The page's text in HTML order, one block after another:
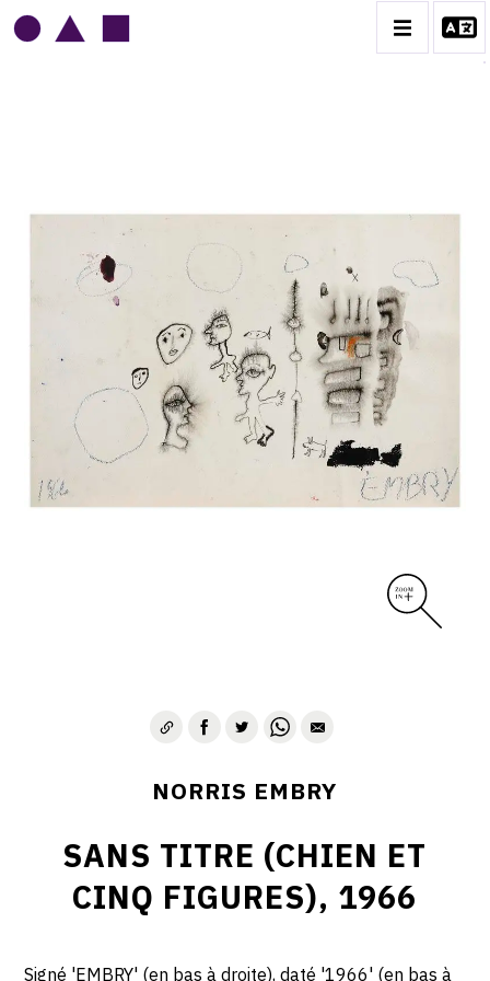
BIOGRAPHIE
CATALOGUE DES OEUVRES
1945-1949
1950-1954
1955-1959
1960-1964
1964-1969
1975-1980
NORRIS EMBRY
SANS TITRE (CHIEN ET
CINQ FIGURES), 1966
Signé 'EMBRY' (en bas à droite), daté '1966' (en bas à